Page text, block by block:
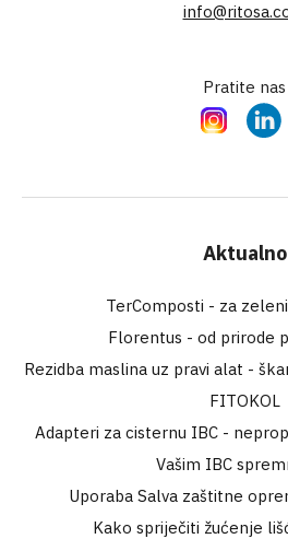
Pratite nas
Instagram
Aktualno
TerComposti - za
Florentus - od prirode
Rezidba maslina uz pravi alat -
FITOKOL
Adapteri za cisternu IBC -
Vašim IBC
Uporaba Salva zaštitne
Kako spriječiti žućenje